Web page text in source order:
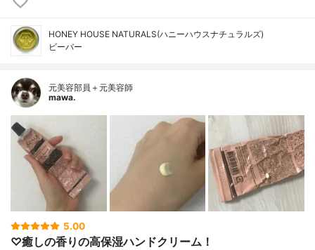
HONEY HOUSE NATURALS(ハニーハウスナチュラルズ)
ビーバー
元美容部員＋元美容師
mawa.
5.00
♡癒しの香りの高保湿ハンドクリーム！